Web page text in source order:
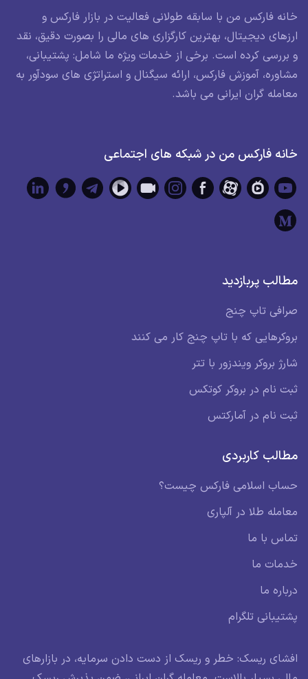
خانه فارکس من با سابقه طولانی فعالیت در بازار فارکس و
ارزهای دیجیتال، بهترین کارگزاری های مالی را بصورت دقیق، نقد
و بررسی کرده است. برخی از خدمات ویژه ما شامل: پشتیبانی،
مشاوره، آموزش فارکس، ارائه سیگنال و استراتژی های سودآور به
معامله گران ایرانی می باشد.
خانه فارکس من در شبکه های اجتماعی
مطالب پربازدید
صرافی تاپ چنج
بروکرهایی که با تاپ چنج کار می کنند
شارژ بروکر ویندزور با تتر
ثبت نام در بروکر کوتکس
ثبت نام در آمارکتس
مطالب کاربردی
حساب اسلامی فارکس چیست؟
معامله طلا در آلپاری
تماس با ما
خدمات ما
درباره ما
پشتیبانی تلگرام
افشای ریسک: خطر و ریسک از دست دادن سرمایه، در بازارهای